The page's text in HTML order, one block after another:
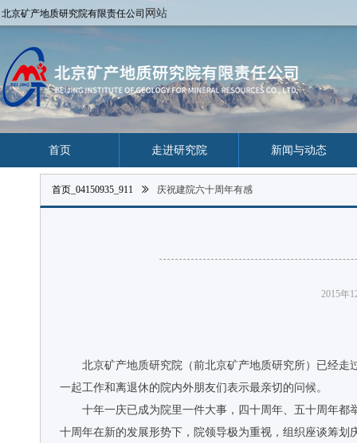
北京矿产地质研究院有限责任公司网站
首页 走进研究院 新闻与动态
北京矿产地质研究院（前北京矿产地质研究所）已经
一起工作和离退休的院内外朋友们表示最亲切的问候。
十年一庆已成为院里一件大事，四十周年、五十周年
十周年在新的发展形势下，院领导极为重视，组织座谈筹
2015年
首页_04150935_911 ꅀ 庆祝建院六十周年有感